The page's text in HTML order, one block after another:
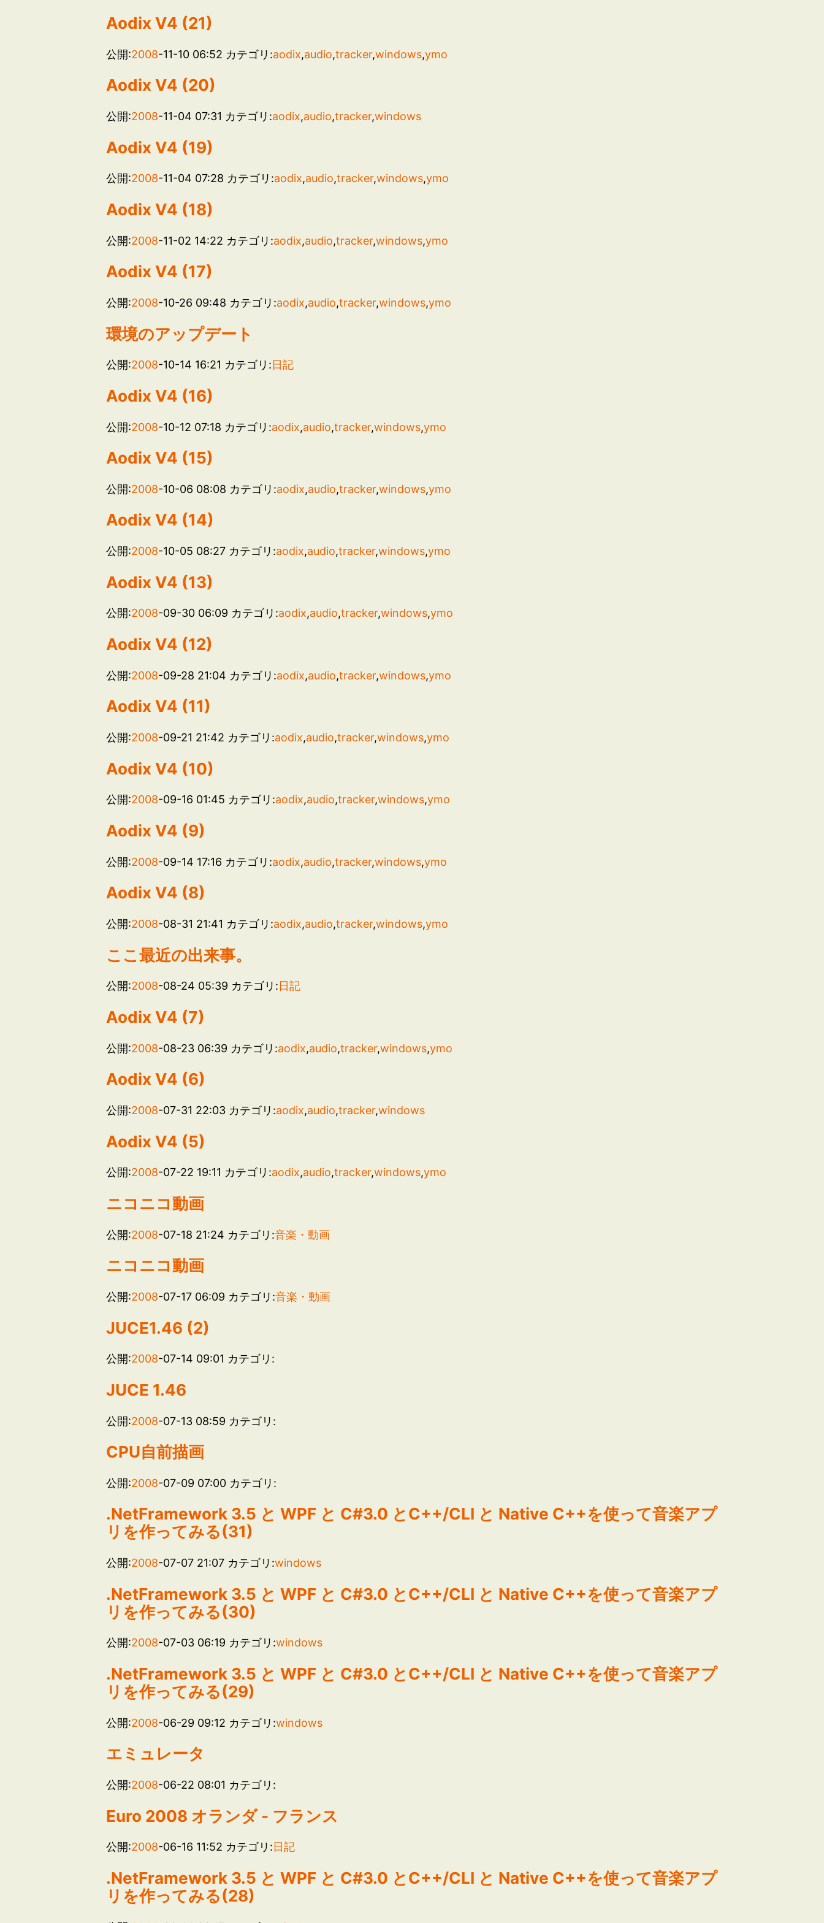
Aodix V4 (21)
公開:2008-11-10 06:52 カテゴリ:aodix,audio,tracker,windows,ymo
Aodix V4 (20)
公開:2008-11-04 07:31 カテゴリ:aodix,audio,tracker,windows
Aodix V4 (19)
公開:2008-11-04 07:28 カテゴリ:aodix,audio,tracker,windows,ymo
Aodix V4 (18)
公開:2008-11-02 14:22 カテゴリ:aodix,audio,tracker,windows,ymo
Aodix V4 (17)
公開:2008-10-26 09:48 カテゴリ:aodix,audio,tracker,windows,ymo
環境のアップデート
公開:2008-10-14 16:21 カテゴリ:日記
Aodix V4 (16)
公開:2008-10-12 07:18 カテゴリ:aodix,audio,tracker,windows,ymo
Aodix V4 (15)
公開:2008-10-06 08:08 カテゴリ:aodix,audio,tracker,windows,ymo
Aodix V4 (14)
公開:2008-10-05 08:27 カテゴリ:aodix,audio,tracker,windows,ymo
Aodix V4 (13)
公開:2008-09-30 06:09 カテゴリ:aodix,audio,tracker,windows,ymo
Aodix V4 (12)
公開:2008-09-28 21:04 カテゴリ:aodix,audio,tracker,windows,ymo
Aodix V4 (11)
公開:2008-09-21 21:42 カテゴリ:aodix,audio,tracker,windows,ymo
Aodix V4 (10)
公開:2008-09-16 01:45 カテゴリ:aodix,audio,tracker,windows,ymo
Aodix V4 (9)
公開:2008-09-14 17:16 カテゴリ:aodix,audio,tracker,windows,ymo
Aodix V4 (8)
公開:2008-08-31 21:41 カテゴリ:aodix,audio,tracker,windows,ymo
ここ最近の出来事。
公開:2008-08-24 05:39 カテゴリ:日記
Aodix V4 (7)
公開:2008-08-23 06:39 カテゴリ:aodix,audio,tracker,windows,ymo
Aodix V4 (6)
公開:2008-07-31 22:03 カテゴリ:aodix,audio,tracker,windows
Aodix V4 (5)
公開:2008-07-22 19:11 カテゴリ:aodix,audio,tracker,windows,ymo
ニコニコ動画
公開:2008-07-18 21:24 カテゴリ:音楽・動画
ニコニコ動画
公開:2008-07-17 06:09 カテゴリ:音楽・動画
JUCE1.46 (2)
公開:2008-07-14 09:01 カテゴリ:
JUCE 1.46
公開:2008-07-13 08:59 カテゴリ:
CPU自前描画
公開:2008-07-09 07:00 カテゴリ:
.NetFramework 3.5 と WPF と C#3.0 とC++/CLI と Native C++を使って音楽アプ
リを作ってみる(31)
公開:2008-07-07 21:07 カテゴリ:windows
.NetFramework 3.5 と WPF と C#3.0 とC++/CLI と Native C++を使って音楽アプ
リを作ってみる(30)
公開:2008-07-03 06:19 カテゴリ:windows
.NetFramework 3.5 と WPF と C#3.0 とC++/CLI と Native C++を使って音楽アプ
リを作ってみる(29)
公開:2008-06-29 09:12 カテゴリ:windows
エミュレータ
公開:2008-06-22 08:01 カテゴリ:
Euro 2008 オランダ - フランス
公開:2008-06-16 11:52 カテゴリ:日記
.NetFramework 3.5 と WPF と C#3.0 とC++/CLI と Native C++を使って音楽アプ
リを作ってみる(28)